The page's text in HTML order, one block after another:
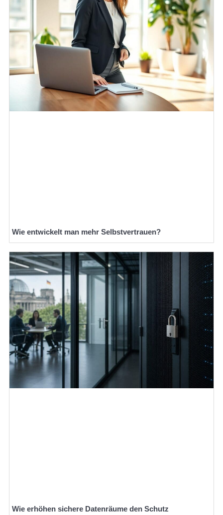
Wie entwickelt man mehr Selbstvertrauen?
Wie erhöhen sichere Datenräume den Schutz